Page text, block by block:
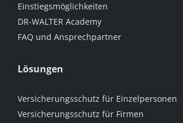
Einstiegsmöglichkeiten
DR-WALTER Academy
FAQ und Ansprechpartner
Lösungen
Versicherungsschutz für Einzelpersonen
Versicherungsschutz für Firmen